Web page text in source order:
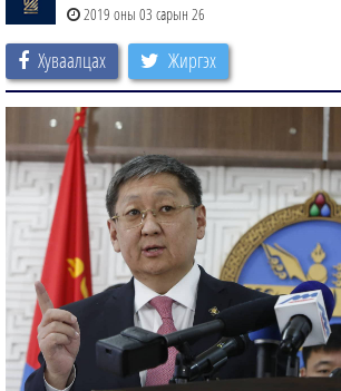
2019 оны 03 сарын 26
Хуваалцах Жиргэх